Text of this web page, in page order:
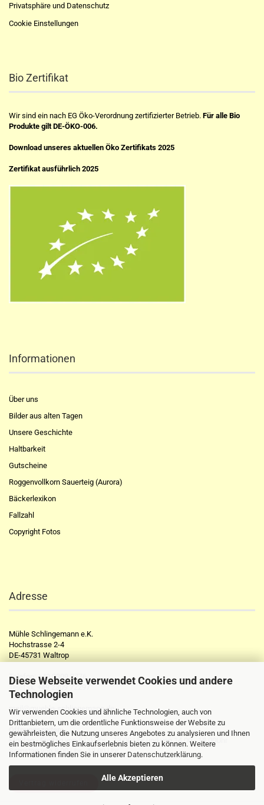
Diese Webseite verwendet Cookies und andere
Technologien
Wir verwenden Cookies und ähnliche Technologien, auch von
Drittanbietern, um die ordentliche Funktionsweise der Website zu
gewährleisten, die Nutzung unseres Angebotes zu analysieren und Ihnen
ein bestmögliches Einkaufserlebnis bieten zu können. Weitere
Informationen finden Sie in unserer Datenschutzerklärung.
Alle Akzeptieren
Privatsphäre und Datenschutz
Cookie Einstellungen
Bio Zertifikat
Wir sind ein nach EG Öko-Verordnung zertifizierter Betrieb. Für alle Bio
Produkte gilt DE-ÖKO-006.
Download unseres aktuellen Öko Zertifikats 2025
Zertifikat ausführlich 2025
Informationen
Über uns
Bilder aus alten Tagen
Unsere Geschichte
Haltbarkeit
Gutscheine
Roggenvollkorn Sauerteig (Aurora)
Bäckerlexikon
Fallzahl
Copyright Fotos
Adresse
Mühle Schlingemann e.K.
Hochstrasse 2-4
DE-45731 Waltrop
Telefon: +49 2309 2776
Telefax: +49 2309 72297
mail@muehle-schlingemann.de
Öffnungszeiten:
Montag - Freitag von 8.00 Uhr - 13.00 Uhr und von 14.00 - 18.00Uhr
Samstag von 8.00 Uhr - 13.00 Uhr